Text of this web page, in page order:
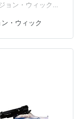
ョン・ウィックは
い急な日本語に
」で終わったア
は、なんかファン
とりあえず、最
と思います。
ン・ウィック